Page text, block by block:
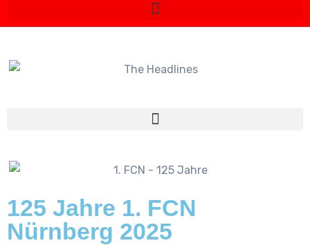
125 Jahre 1. FCN
Nürnberg 2025